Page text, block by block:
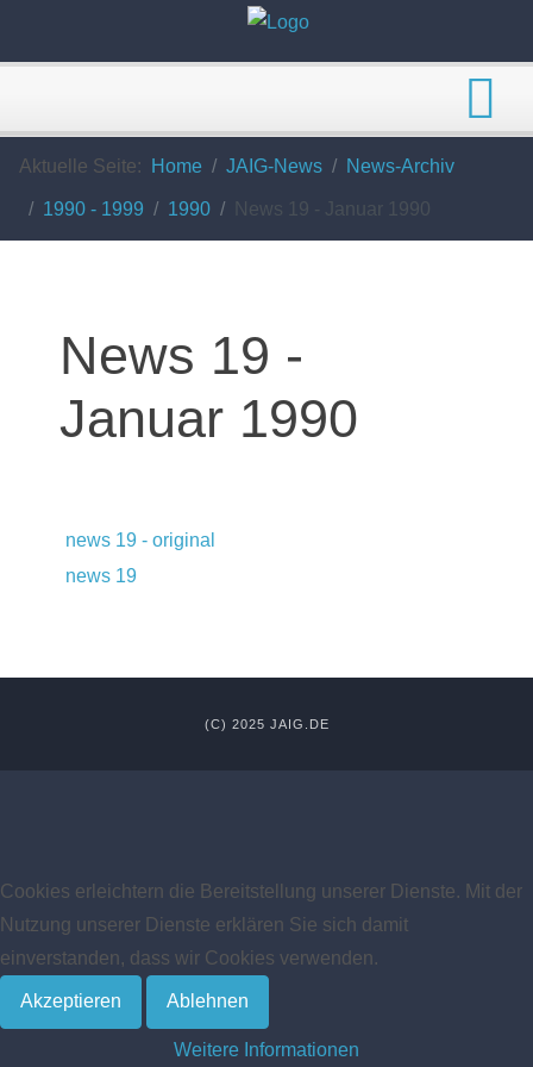
Aktuelle Seite: Home JAIG-News News-Archiv
1990 - 1999 1990 News 19 - Januar 1990
News 19 -
Januar 1990
news 19 - original
news 19
(C) 2025 JAIG.DE
Cookies erleichtern die Bereitstellung unserer Dienste. Mit der
Nutzung unserer Dienste erklären Sie sich damit
einverstanden, dass wir Cookies verwenden.
Akzeptieren Ablehnen
Weitere Informationen